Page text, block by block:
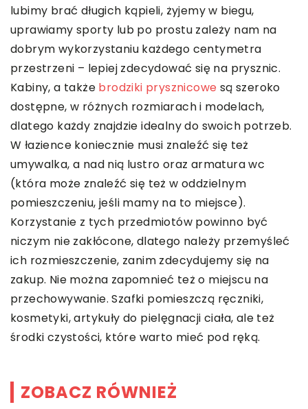
lubimy brać długich kąpieli, żyjemy w biegu,
uprawiamy sporty lub po prostu zależy nam na
dobrym wykorzystaniu każdego centymetra
przestrzeni – lepiej zdecydować się na prysznic.
Kabiny, a także brodziki prysznicowe są szeroko
dostępne, w różnych rozmiarach i modelach,
dlatego każdy znajdzie idealny do swoich potrzeb.
W łazience koniecznie musi znaleźć się też
umywalka, a nad nią lustro oraz armatura wc
(która może znaleźć się też w oddzielnym
pomieszczeniu, jeśli mamy na to miejsce).
Korzystanie z tych przedmiotów powinno być
niczym nie zakłócone, dlatego należy przemyśleć
ich rozmieszczenie, zanim zdecydujemy się na
zakup. Nie można zapomnieć też o miejscu na
przechowywanie. Szafki pomieszczą ręczniki,
kosmetyki, artykuły do pielęgnacji ciała, ale też
środki czystości, które warto mieć pod ręką.
ZOBACZ RÓWNIEŻ